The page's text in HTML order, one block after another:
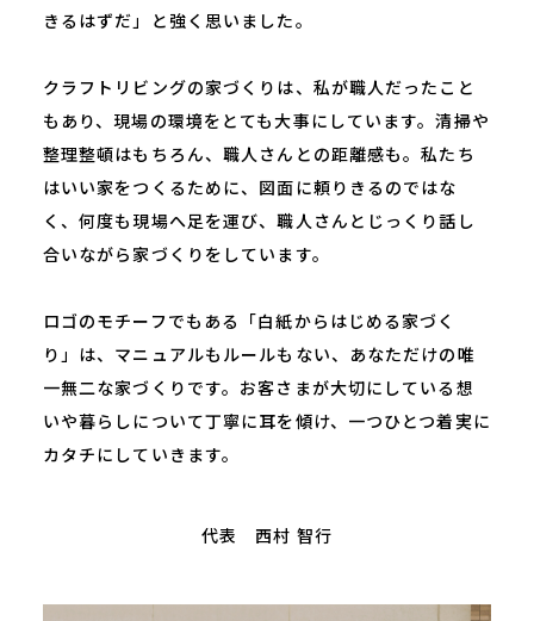
きるはずだ」と強く思いました。
クラフトリビングの家づくりは、私が職⼈だったこと
もあり、現場の環境をとても⼤事にしています。清掃や
整理整頓はもちろん、職⼈さんとの距離感も。私たち
はいい家をつくるために、図⾯に頼りきるのではな
く、何度も現場へ⾜を運び、職⼈さんとじっくり話し
合いながら家づくりをしています。
ロゴのモチーフでもある「⽩紙からはじめる家づく
り」は、マニュアルもルールもない、あなただけの唯
一無二な家づくりです。お客さまが⼤切にしている想
いや暮らしについて丁寧に⽿を傾け、⼀つひとつ着実に
カタチにしていきます。
代表 ⻄村 智⾏